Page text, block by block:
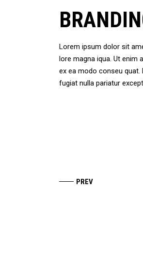
Lorem ipsum dolor sit
lore magna iqua. Ut enim
ex ea modo conseu quat.
fugiat nulla pariatur